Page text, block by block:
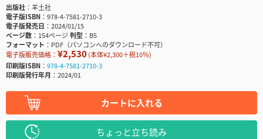
出版社
羊土社
電子版ISBN
978-4-7581-2710-3
電子版発売日
2024/01/15
ページ数
154ページ判型
B5
フォーマット
PDF（パソコンへのダウンロード不可）
電子版販売価格： ¥2,530(本体¥2,300＋税10％)
印刷版ISBN
978-4-7581-2710-3
印刷版発行年月
2024/01
カートに入れる
ちょっと立ち読み